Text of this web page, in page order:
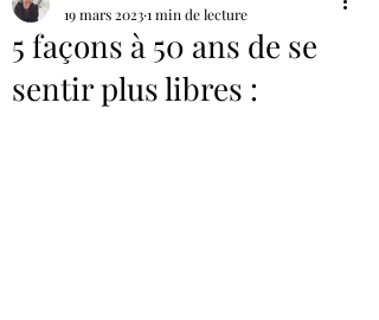
5 façons à 50 ans de se
sentir plus libres :
19 mars 20231 min de lecture